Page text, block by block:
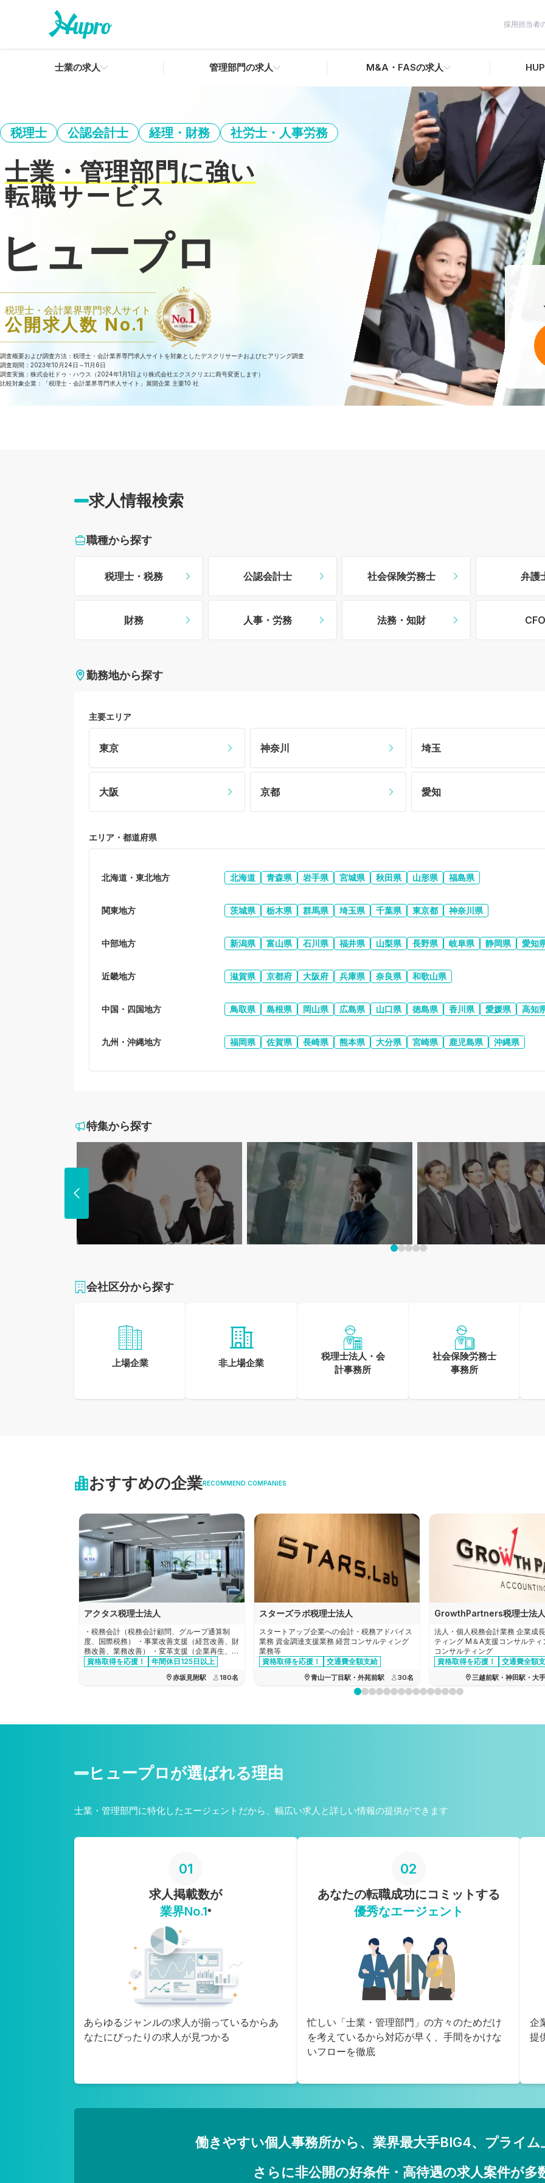
採用担当者
士業の求人 管理部門の求人 M&A・FASの求人
税理士 公認会計士 経理・財務 社労士・人事労務
士業・管理部門に強い
転職サービス
ヒュープロ
税理士・会計業界専門求人サイト
公開求人数 No.1
調査概要および調査方法：税理士・会計業界専門求人サイトを対象としたデスクリサーチおよびヒアリング調査
調査期間：2023年10月24日～11月6日
調査実施：株式会社ドゥ・ハウス（2024年1月1日より株式会社エクスクリエに商号変更します）
比較対象企業：「税理士・会計業界専門求人サイト」展開企業 主要10 社
求人情報検索
職種から探す
税理士・税務 公認会計士 社会保険労務士 弁護
財務 人事・労務 法務・知財 CFO
勤務地から探す
主要エリア
東京 神奈川 埼玉
大阪 京都 愛知
エリア・都道府県
北海道・東北地方 北海道 青森県 岩手県 宮城県 秋田県 山形県 福島県
関東地方 茨城県 栃木県 群馬県 埼玉県 千葉県 東京都 神奈川県
中部地方 新潟県 富山県 石川県 福井県 山梨県 長野県 岐阜県 静岡県 愛知
近畿地方 滋賀県 京都府 大阪府 兵庫県 奈良県 和歌山県
中国・四国地方 鳥取県 島根県 岡山県 広島県 山口県 徳島県 香川県 愛媛県 高知
九州・沖縄地方 福岡県 佐賀県 長崎県 熊本県 大分県 宮崎県 鹿児島県 沖縄県
特集から探す
会社区分から探す
上場企業 非上場企業
税理士法人・会
計事務所
社会保険労務士
事務所
おすすめの企業RECOMMEND COMPANIES
アクタス税理士法人
・税務会計（税務会計顧問、グループ通算制
度、国際税務） ・事業改善支援（経営改善、財
務改善、業務改善） ・変革支援（企業再生、企
業再編、合併買収、事業承継） ・設立支援
資格取得を応援！
年間休日125日以上
資格手当あり
赤坂見附駅 180名
スターズラボ税理士法人
スタートアップ企業への会計・税務アドバイス
業務 資金調達支援業務 経営コンサルティング
業務等
資格取得を応援！
交通費全額支給
青山一丁目駅・外苑前駅 30名
GrowthPartners税理士法人
法人・個人税務会計業務 企業成
ティング M＆A支援コンサルティ
コンサルティング
資格取得を応援！
交通費全額
月間残業時間20時間以下
三越前駅・神田駅・大
ヒュープロが選ばれる理由
士業・管理部門に特化したエージェントだから、幅広い求人と詳しい情報の提供ができます
01
求人掲載数が
業界No.1※
あらゆるジャンルの求人が揃っているからあ
なたにぴったりの求人が見つかる
02
あなたの転職成功にコミットする
優秀なエージェント
忙しい「士業・管理部門」の方々のためだけ
を考えているから対応が早く、手間をかけな
いフローを徹底
企
提
働きやすい個人事務所から、業界最大手BIG4、プライム
さらに非公開の好条件・高待遇の求人案件が多